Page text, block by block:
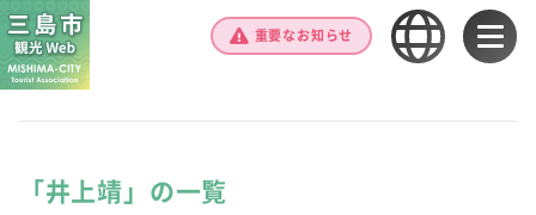
重要なお知らせ
「井上靖」の一覧